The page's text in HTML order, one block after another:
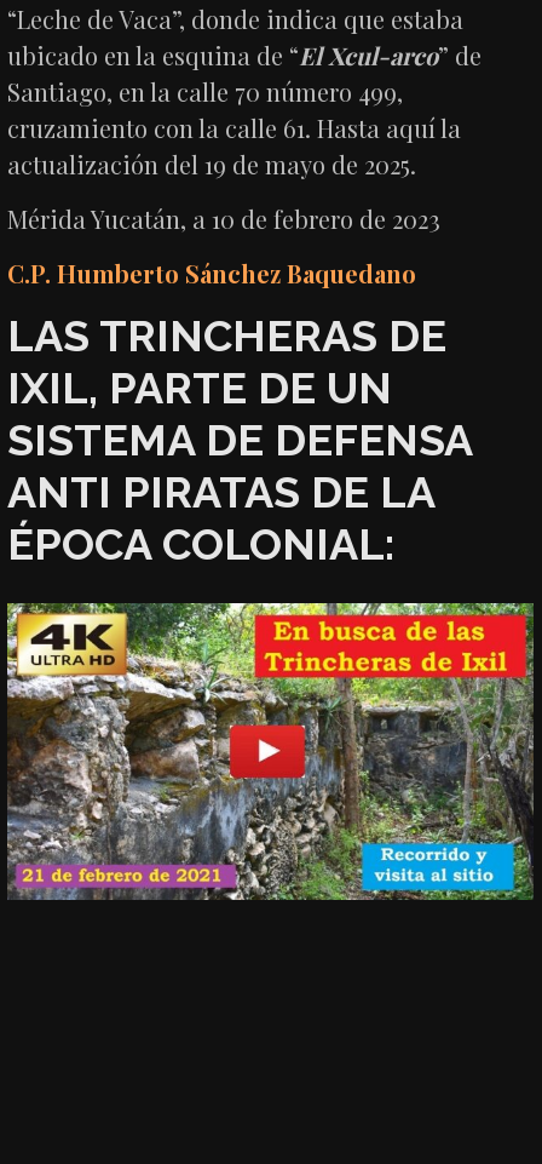
“Leche de Vaca”, donde indica que estaba
ubicado en la esquina de “El Xcul-arco” de
Santiago, en la calle 70 número 499,
cruzamiento con la calle 61. Hasta aquí la
actualización del 19 de mayo de 2025.
Mérida Yucatán, a 10 de febrero de 2023
C.P. Humberto Sánchez Baquedano
LAS TRINCHERAS DE
IXIL, PARTE DE UN
SISTEMA DE DEFENSA
ANTI PIRATAS DE LA
ÉPOCA COLONIAL: